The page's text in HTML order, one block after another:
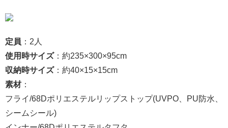
定員 ：2人
使用時サイズ：約235×300×95cm
収納時サイズ：約40×15×15cm
素材：
フライ/68Dポリエステルリップストップ(UVPO、PU防水、
シームシール)